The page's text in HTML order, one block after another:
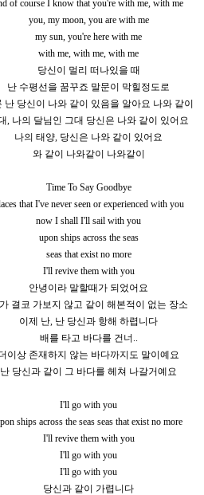
of course I know that you're with me, with me
you, my moon, you are with me
my sun, you're here with me
with me, with me, with me
당신이 멀리 떠나있을 때
난 수평선을 꿈꾸죠 말문이 막힐정도로
난 당신이 나와 같이 있음을 알아요 나와 같이
, 나의 달님인 그대 당신은 나와 같이 있어요
나의 태양, 당신은 나와 같이 있어요
와 같이 나와같이 나와같이
Time To Say Goodbye
that I've never seen or experienced with you
now I shall I'll sail with you
upon ships across the seas
seas that exist no more
I'll revive them with you
안녕이라 말할때가 되었어요
결코 가보지 않고 같이 해본적이 없는 장소
이제 난, 난 당신과 항해 하렵니다
배를 타고 바다를 건너..
이상 존재하지 않는 바다까지도 말이예요
난 당신과 같이 그 바다를 헤쳐 나갈거예요
I'll go with you
ships across the seas seas that exist no more
I'll revive them with you
I'll go with you
I'll go with you
당신과 같이 가렵니다